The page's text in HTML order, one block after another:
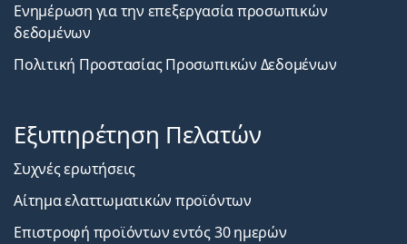
Ενημέρωση για την επεξεργασία προσωπικών
δεδομένων
Πολιτική Προστασίας Προσωπικών Δεδομένων
Εξυπηρέτηση Πελατών
Συχνές ερωτήσεις
Αίτημα ελαττωματικών προϊόντων
Επιστροφή προϊόντων εντός 30 ημερών